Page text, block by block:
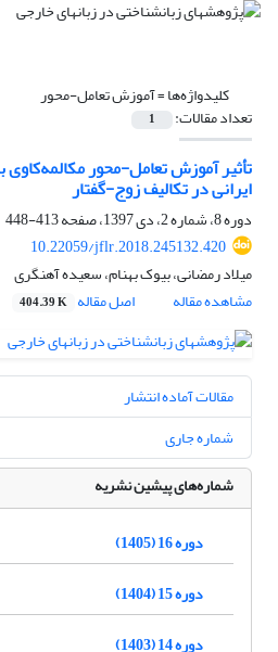
کلیدواژه‌ها =آموزش تعامل-محور
تعداد مقالات: 1
تأثیر آموزش تعامل-محور مکالمه‌کاوی
ایرانی در تکالیف زوج-گفتار
دوره 8، شماره 2، دی 1397، صفحه
413-448
10.22059/jflr.2018.245132.420
میلاد رمضانی، بیوک بهنام، سعیده آهنگری
مشاهده مقاله
اصل مقاله 404.39 K
مقالات آماده انتشار
شماره جاری
شماره‌های پیشین نشریه
دوره 16 (1405)
دوره 15 (1404)
دوره 14 (1403)